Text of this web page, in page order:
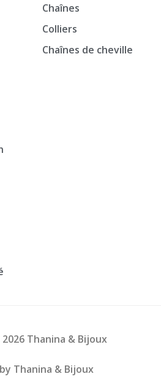
Chaînes
Colliers
Chaînes de cheville
Thanina & Bijoux
Thanina & Bijoux